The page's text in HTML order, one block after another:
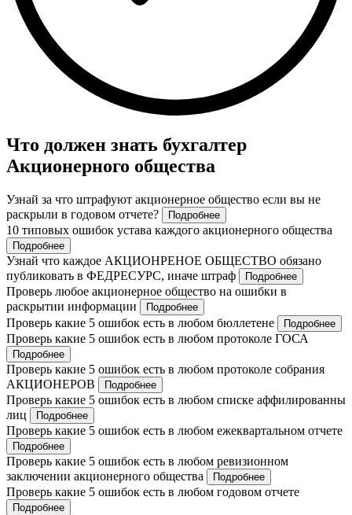
Что должен знать бухгалтер
Акционерного общества
Узнай за что штрафуют акционерное общество если вы не
раскрыли в годовом отчете?
Подробнее
10 типовых ошибок устава каждого акционерного общества
Подробнее
Узнай что каждое АКЦИОНРЕНОЕ ОБЩЕСТВО обязано
публиковать в ФЕДРЕСУРС, иначе штраф
Подробнее
Проверь любое акционерное общество на ошибки в
раскрытии информации
Подробнее
Проверь какие 5 ошибок есть в любом бюллетене Подробнее
Проверь какие 5 ошибок есть в любом протоколе ГОСА
Подробнее
Проверь какие 5 ошибок есть в любом протоколе собрания
АКЦИОНЕРОВ
Подробнее
Проверь какие 5 ошибок есть в любом списке аффилированны
лиц
Подробнее
Проверь какие 5 ошибок есть в любом ежеквартальном отчете
Подробнее
Проверь какие 5 ошибок есть в любом ревизионном
заключении акционерного общества
Подробнее
Проверь какие 5 ошибок есть в любом годовом отчете
Подробнее